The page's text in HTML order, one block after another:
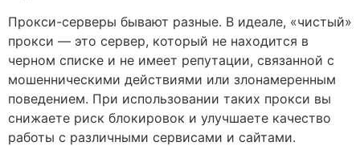
Прокси-серверы бывают разные. В идеале, «чистый»
прокси — это сервер, который не находится в
черном списке и не имеет репутации, связанной с
мошенническими действиями или злонамеренным
поведением. При использовании таких прокси вы
снижаете риск блокировок и улучшаете качество
работы с различными сервисами и сайтами.